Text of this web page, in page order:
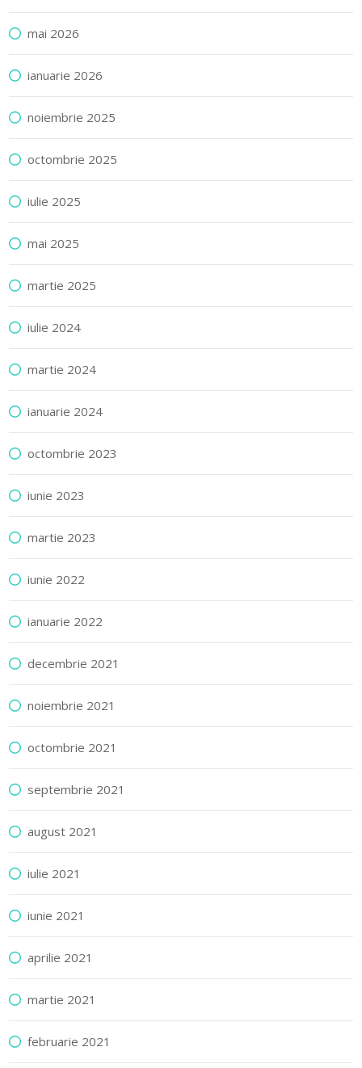
mai 2026
ianuarie 2026
noiembrie 2025
octombrie 2025
iulie 2025
mai 2025
martie 2025
iulie 2024
martie 2024
ianuarie 2024
octombrie 2023
iunie 2023
martie 2023
iunie 2022
ianuarie 2022
decembrie 2021
noiembrie 2021
octombrie 2021
septembrie 2021
august 2021
iulie 2021
iunie 2021
aprilie 2021
martie 2021
februarie 2021